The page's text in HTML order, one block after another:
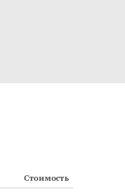
Стоимость